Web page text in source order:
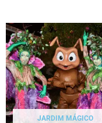
JARDIM MÁGICO